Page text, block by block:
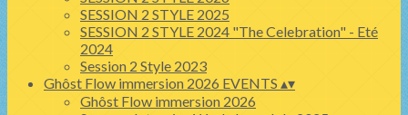
SESSION 2 STYLE 2025
SESSION 2 STYLE 2024 "The Celebration" - Eté
2024
Session 2 Style 2023
Ghôst Flow immersion 2026 EVENTS ▴▾
Ghôst Flow immersion 2026